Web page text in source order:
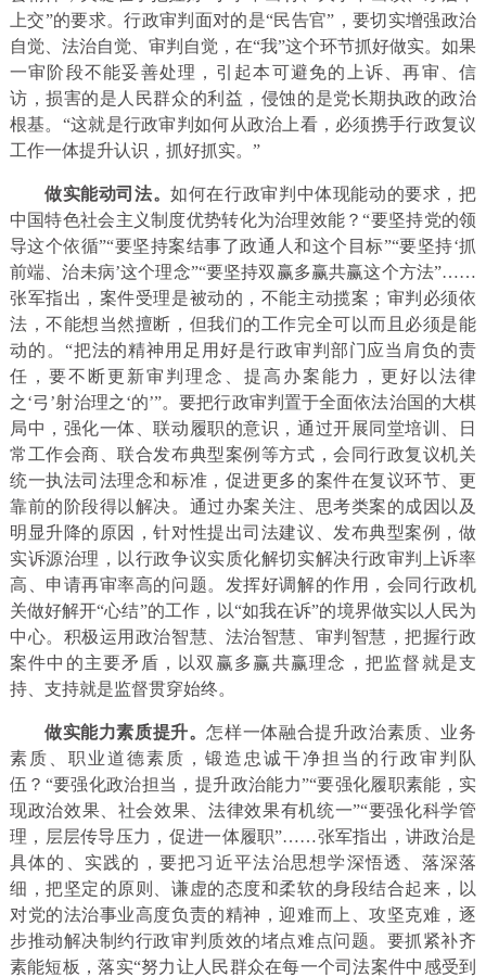
上交”的要求。行政审判面对的是“民告官”，要切实增强政治
自觉、法治自觉、审判自觉，在“我”这个环节抓好做实。如果
一审阶段不能妥善处理，引起本可避免的上诉、再审、信
访，损害的是人民群众的利益，侵蚀的是党长期执政的政治
根基。“这就是行政审判如何从政治上看，必须携手行政复议
工作一体提升认识，抓好抓实。”
做实能动司法。如何在行政审判中体现能动的要求，把
中国特色社会主义制度优势转化为治理效能？“要坚持党的领
导这个依循”“要坚持案结事了政通人和这个目标”“要坚持‘抓
前端、治未病’这个理念”“要坚持双赢多赢共赢这个方法”……
张军指出，案件受理是被动的，不能主动揽案；审判必须依
法，不能想当然擅断，但我们的工作完全可以而且必须是能
动的。“把法的精神用足用好是行政审判部门应当肩负的责
任，要不断更新审判理念、提高办案能力，更好以法律
之‘弓’射治理之‘的’”。要把行政审判置于全面依法治国的大棋
局中，强化一体、联动履职的意识，通过开展同堂培训、日
常工作会商、联合发布典型案例等方式，会同行政复议机关
统一执法司法理念和标准，促进更多的案件在复议环节、更
靠前的阶段得以解决。通过办案关注、思考类案的成因以及
明显升降的原因，针对性提出司法建议、发布典型案例，做
实诉源治理，以行政争议实质化解切实解决行政审判上诉率
高、申请再审率高的问题。发挥好调解的作用，会同行政机
关做好解开“心结”的工作，以“如我在诉”的境界做实以人民为
中心。积极运用政治智慧、法治智慧、审判智慧，把握行政
案件中的主要矛盾，以双赢多赢共赢理念，把监督就是支
持、支持就是监督贯穿始终。
做实能力素质提升。怎样一体融合提升政治素质、业务
素质、职业道德素质，锻造忠诚干净担当的行政审判队
伍？“要强化政治担当，提升政治能力”“要强化履职素能，实
现政治效果、社会效果、法律效果有机统一”“要强化科学管
理，层层传导压力，促进一体履职”……张军指出，讲政治是
具体的、实践的，要把习近平法治思想学深悟透、落深落
细，把坚定的原则、谦虚的态度和柔软的身段结合起来，以
对党的法治事业高度负责的精神，迎难而上、攻坚克难，逐
步推动解决制约行政审判质效的堵点难点问题。要抓紧补齐
素能短板，落实“努力让人民群众在每一个司法案件中感受到